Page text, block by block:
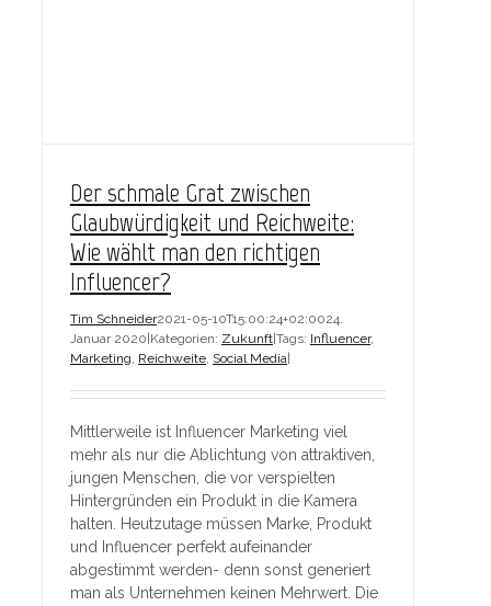
Der schmale Grat zwischen
Glaubwürdigkeit und Reichweite:
Wie wählt man den richtigen
Influencer?
Tim Schneider2021-05-10T15:00:24+02:0024.
Januar 2020 Kategorien: Zukunft Tags: Influencer,
Marketing, Reichweite, Social Media
Mittlerweile ist Influencer Marketing viel
mehr als nur die Ablichtung von attraktiven,
jungen Menschen, die vor verspielten
Hintergründen ein Produkt in die Kamera
halten. Heutzutage müssen Marke, Produkt
und Influencer perfekt aufeinander
abgestimmt werden- denn sonst generiert
man als Unternehmen keinen Mehrwert. Die